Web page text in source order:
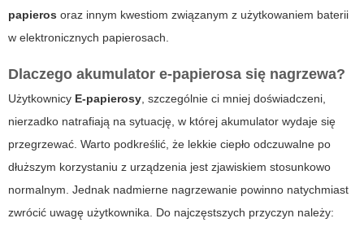
papieros oraz innym kwestiom związanym z użytkowaniem baterii
w elektronicznych papierosach.
Dlaczego akumulator e-papierosa się nagrzewa?
Użytkownicy E-papierosy, szczególnie ci mniej doświadczeni,
nierzadko natrafiają na sytuację, w której akumulator wydaje się
przegrzewać. Warto podkreślić, że lekkie ciepło odczuwalne po
dłuższym korzystaniu z urządzenia jest zjawiskiem stosunkowo
normalnym. Jednak nadmierne nagrzewanie powinno natychmiast
zwrócić uwagę użytkownika. Do najczęstszych przyczyn należy: